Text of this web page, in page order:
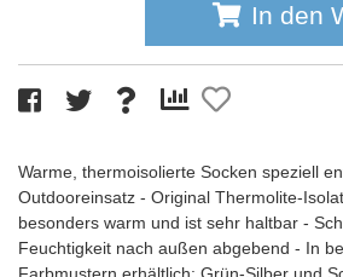
In den
Warme, thermoisolierte Socken speziell
Outdooreinsatz - Original Thermolite-
besonders warm und ist sehr haltbar -
Feuchtigkeit nach außen abgebend - In